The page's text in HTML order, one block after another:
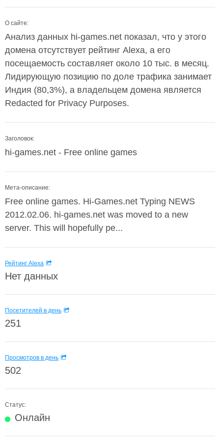
О сайте:
Анализ данных hi-games.net показал, что у этого
домена отсутствует рейтинг Alexa, а его
посещаемость составляет около 10 тыс. в месяц.
Лидирующую позицию по доле трафика занимает
Индия (80,3%), а владельцем домена является
Redacted for Privacy Purposes.
Заголовок:
hi-games.net - Free online games
Мета-описание:
Free online games. Hi-Games.net Typing NEWS
2012.02.06. hi-games.net was moved to a new
server. This will hopefully pe...
Рейтинг Alexa
Нет данных
Посетителей в день
251
Просмотров в день
502
Статус:
Онлайн